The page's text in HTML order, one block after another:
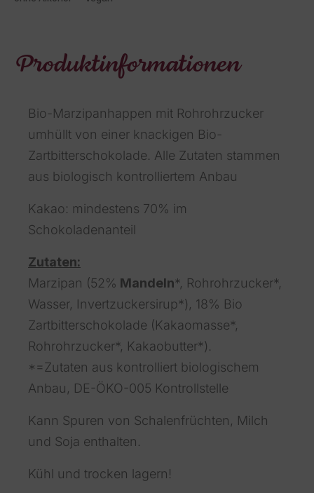
Produktinformationen
Bio-Marzipanhappen mit Rohrohrzucker
umhüllt von einer knackigen Bio-
Zartbitterschokolade. Alle Zutaten stammen
aus biologisch kontrolliertem Anbau
Kakao: mindestens 70% im
Schokoladenanteil
Zutaten:
Marzipan (52% Mandeln*, Rohrohrzucker*,
Wasser, Invertzuckersirup*), 18% Bio
Zartbitterschokolade (Kakaomasse*,
Rohrohrzucker*, Kakaobutter*).
*=Zutaten aus kontrolliert biologischem
Anbau, DE-ÖKO-005 Kontrollstelle
Kann Spuren von Schalenfrüchten, Milch
und Soja enthalten.
Kühl und trocken lagern!